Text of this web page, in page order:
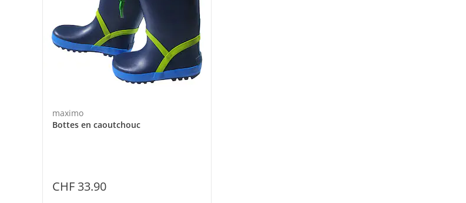
maximo
Bottes en caoutchouc
CHF 33.90